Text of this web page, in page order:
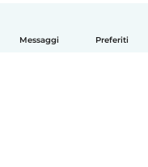
Messaggi Preferiti